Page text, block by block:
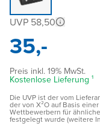
UVP 58,50
35,-
Preis inkl. 19% MwSt.
Kostenlose Lieferung ¹
Die UVP ist der vom
der von X²O auf Basis
Wettbewerbern für
festgelegt wurde (weitere